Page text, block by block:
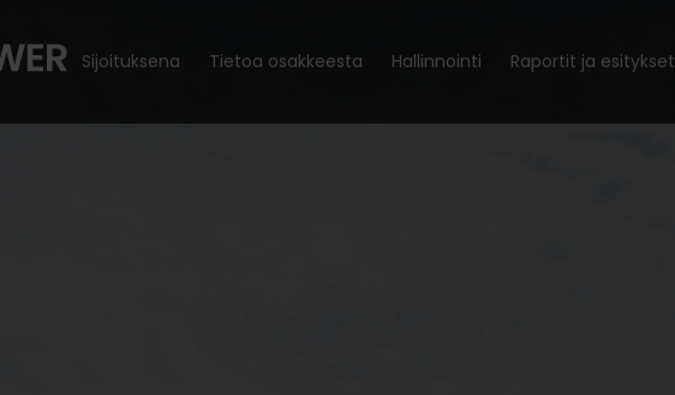
Sijoituksena Tietoa osakkeesta Hallinnointi Raportit ja esitykset